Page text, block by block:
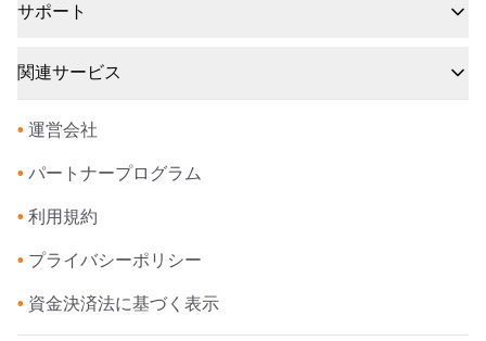
サポート
関連サービス
• 運営会社
• パートナープログラム
• 利用規約
• プライバシーポリシー
• 資金決済法に基づく表示